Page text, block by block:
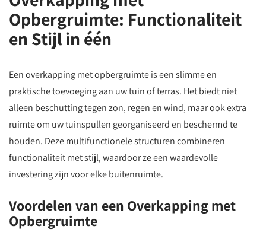
Opbergruimte: Functionaliteit
en Stijl in één
Een overkapping met opbergruimte is een slimme en
praktische toevoeging aan uw tuin of terras. Het biedt niet
alleen beschutting tegen zon, regen en wind, maar ook extra
ruimte om uw tuinspullen georganiseerd en beschermd te
houden. Deze multifunctionele structuren combineren
functionaliteit met stijl, waardoor ze een waardevolle
investering zijn voor elke buitenruimte.
Voordelen van een Overkapping met
Opbergruimte